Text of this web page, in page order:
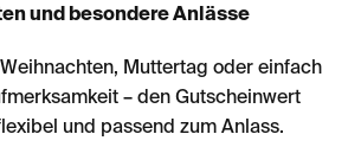
und besondere Anlässe
Muttertag oder einfach
– den Gutscheinwert
und passend zum Anlass.